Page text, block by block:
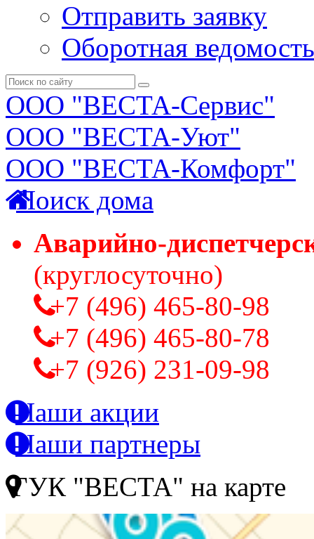
Отправить заявку
Оборотная ведомость
ООО "ВЕСТА-Сервис"
ООО "ВЕСТА-Уют"
ООО "ВЕСТА-Комфорт"
Поиск дома
Аварийно-
(круглосуточно)
+7 (496) 465-80-98
+7 (496) 465-80-78
+7 (926) 231-09-98
Наши акции
Наши партнеры
ГУК "ВЕСТА" на карте